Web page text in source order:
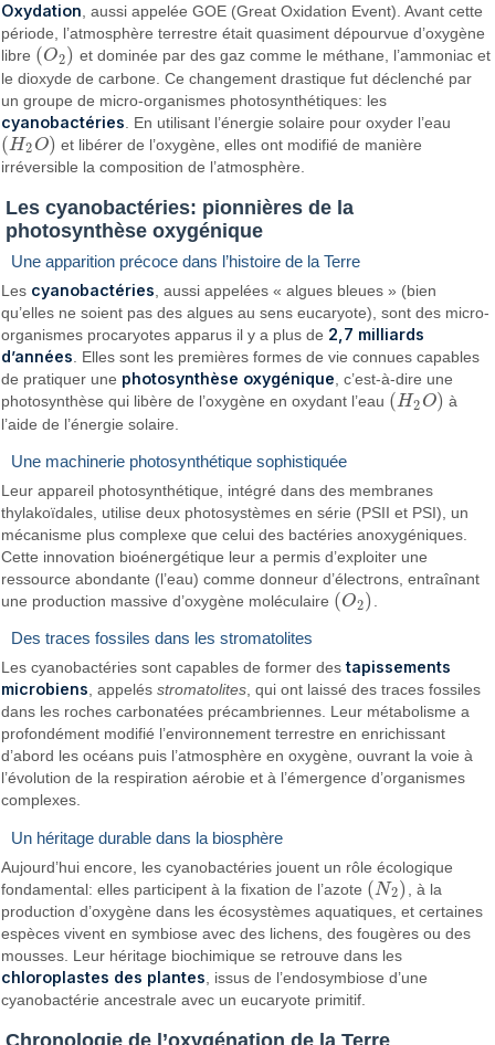
Oxydation, aussi appelée GOE (Great Oxidation Event). Avant cette
période, l’atmosphère terrestre était quasiment dépourvue d’oxygène
libre (O2)
( O2)
et dominée par des gaz comme le méthane, l’ammoniac et
le dioxyde de carbone. Ce changement drastique fut déclenché par
un groupe de micro-organismes photosynthétiques: les
cyanobactéries . En utilisant l’énergie solaire pour oxyder l’eau
(H2 O)
(H2O)
et libérer de l’oxygène, elles ont modifié de manière
irréversible la composition de l’atmosphère.
Les cyanobactéries: pionnières de la
photosynthèse oxygénique
Une apparition précoce dans l’histoire de la Terre
Les cyanobactéries, aussi appelées « algues bleues » (bien
qu’elles ne soient pas des algues au sens eucaryote), sont des micro-
organismes procaryotes apparus il y a plus de 2,7 milliards
d’années. Elles sont les premières formes de vie connues capables
de pratiquer une photosynthèse oxygénique, c’est-à-dire une
photosynthèse qui libère de l’oxygène en oxydant l’eau (H2 O)
(H2O)
à
l’aide de l’énergie solaire.
Une machinerie photosynthétique sophistiquée
Leur appareil photosynthétique, intégré dans des membranes
thylakoïdales, utilise deux photosystèmes en série (PSII et PSI), un
mécanisme plus complexe que celui des bactéries anoxygéniques.
Cette innovation bioénergétique leur a permis d’exploiter une
ressource abondante (l’eau) comme donneur d’électrons, entraînant
une production massive d’oxygène moléculaire (O2)
( O2)
Des traces fossiles dans les stromatolites
Les cyanobactéries sont capables de former destapissements
microbiens, appelésstromatolites, qui ont laissé des traces fossiles
dans les roches carbonatées précambriennes. Leur métabolisme a
profondément modifié l’environnement terrestre en enrichissant
d’abord les océans puis l’atmosphère en oxygène, ouvrant la voie à
l’évolution de la respiration aérobie et à l’émergence d’organismes
complexes.
Un héritage durable dans la biosphère
Aujourd’hui encore, les cyanobactéries jouent un rôle écologique
fondamental: elles participent à la fixation de l’azote (N2)
(N2)
, à la
production d’oxygène dans les écosystèmes aquatiques, et certaines
espèces vivent en symbiose avec des lichens, des fougères ou des
mousses. Leur héritage biochimique se retrouve dans les
chloroplastes des plantes , issus de l’endosymbiose d’une
cyanobactérie ancestrale avec un eucaryote primitif.